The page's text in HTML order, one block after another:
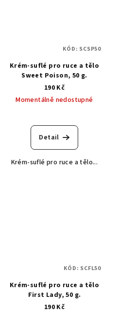
Krém-suflé pro ruce a tělo
Sweet Poison, 50 g.
190 Kč
Momentálně nedostupné
Detail
Krém-suflé pro ruce a tělo...
KÓD: SCSP50
Krém-suflé pro ruce a tělo
First Lady, 50 g.
190 Kč
KÓD: SCFL50